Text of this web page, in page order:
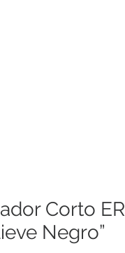
Corto ER
Negro”